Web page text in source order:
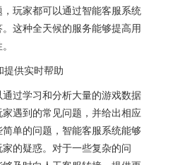
玩家都可以通过智能客服系统
这种全天候的服务能够提高用
供实时帮助
过学习和分析大量的游戏数据
遇到的常见问题，并给出相应
单的问题，智能客服系统能够
的疑惑。对于一些复杂的问